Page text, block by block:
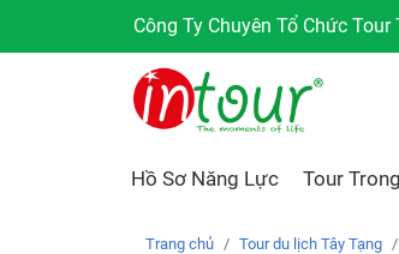
Công Ty Chuyên Tổ Chức
Hồ Sơ Năng Lực Tour
Trang chủ Tour du lịch Tây Tạng